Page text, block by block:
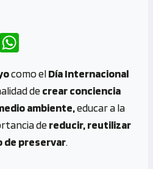
Te
at
s
A
p
como elDía Internacional
decrear conciencia
ambiente,educar a la
dereducir, reutilizar
de preservar.